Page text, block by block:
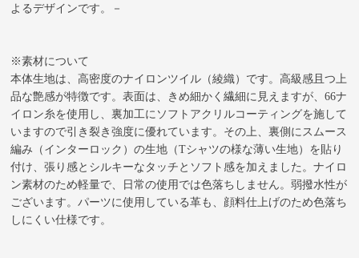
よるデザインです。－
※素材について
本体生地は、高密度のナイロンツイル（綾織）です。高級感且つ上
品な艶感が特徴です。表面は、きめ細かく繊細に見えますが、66ナ
イロン糸を使用し、裏加工にソフトアクリルコーティングを施して
いますので引き裂き強度に優れています。その上、裏側にスムース
編み（インターロック）の生地（Tシャツの様な薄い生地）を貼り
付け、張り感とシルキーなタッチとソフト感を加えました。ナイロ
ン素材のため軽量で、日常の使用では色落ちしません。弱撥水性が
ございます。パーツに使用している革も、顔料仕上げのため色落ち
しにくい仕様です。